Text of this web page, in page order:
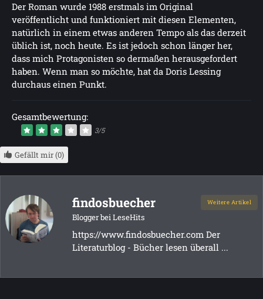
Der Roman wurde 1988 erstmals im Original
veröffentlicht und funktioniert mit diesen Elementen,
natürlich in einem etwas anderen Tempo als das derzeit
üblich ist, noch heute. Es ist jedoch schon länger her,
dass mich Protagonisten so dermaßen herausgefordert
haben. Wenn man so möchte, hat da Doris Lessing
durchaus einen Punkt.
Gesamtbewertung:
3/5
Gefällt mir (0)
findosbuecher
Blogger bei LeseHits
Weitere Artikel
https://www.findosbuecher.com Der
Literaturblog - Bücher lesen überall ...